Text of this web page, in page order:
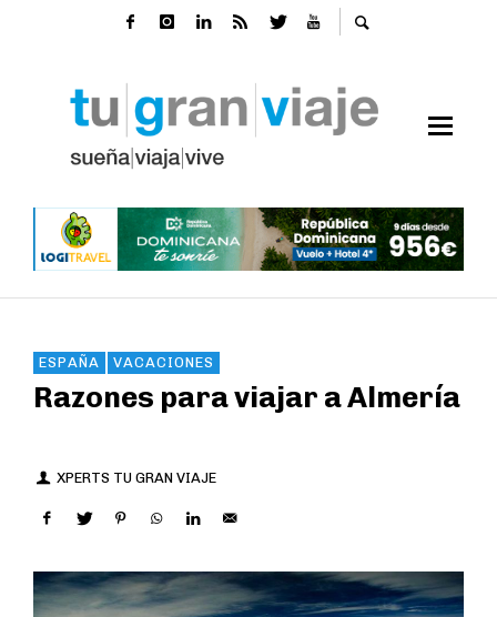
ESPAÑA VACACIONES
Razones para viajar a Almería
XPERTS TU GRAN VIAJE